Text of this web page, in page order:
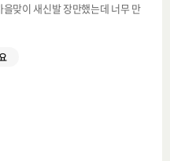
맞이 새신발 장만했는데 너무 만